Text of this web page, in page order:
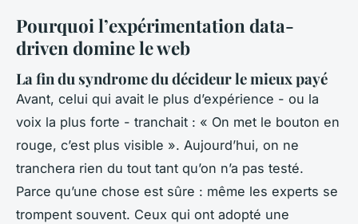
Pourquoi l’expérimentation data-
driven domine le web
La fin du syndrome du décideur le mieux payé
Avant, celui qui avait le plus d’expérience - ou la
voix la plus forte - tranchait : « On met le bouton en
rouge, c’est plus visible ». Aujourd’hui, on ne
tranchera rien du tout tant qu’on n’a pas testé.
Parce qu’une chose est sûre : même les experts se
trompent souvent. Ceux qui ont adopté une